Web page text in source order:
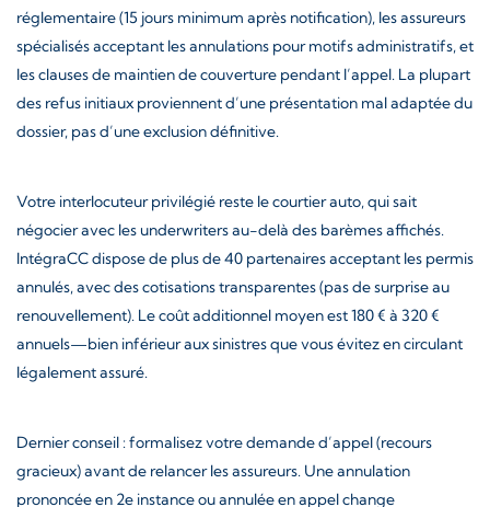
réglementaire (15 jours minimum après notification), les assureurs
spécialisés acceptant les annulations pour motifs administratifs, et
les clauses de maintien de couverture pendant l’appel. La plupart
des refus initiaux proviennent d’une présentation mal adaptée du
dossier, pas d’une exclusion définitive.
Votre interlocuteur privilégié reste le courtier auto, qui sait
négocier avec les underwriters au-delà des barèmes affichés.
IntégraCC dispose de plus de 40 partenaires acceptant les permis
annulés, avec des cotisations transparentes (pas de surprise au
renouvellement). Le coût additionnel moyen est 180 € à 320 €
annuels—bien inférieur aux sinistres que vous évitez en circulant
légalement assuré.
Dernier conseil : formalisez votre demande d’appel (recours
gracieux) avant de relancer les assureurs. Une annulation
prononcée en 2e instance ou annulée en appel change